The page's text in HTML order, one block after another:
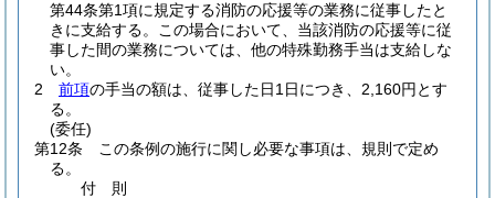
第44条第1項に規定する消防の応援等の業務に従事したと
きに支給する。
この場合において、当該消防の応援等に従
事した間の業務については、他の特殊勤務手当は支給しな
い。
2
前項の手当の額は、従事した日1日につき、2,160円とす
る。
(委任)
第12条
この条例の施行に関し必要な事項は、規則で定め
る。
付 則